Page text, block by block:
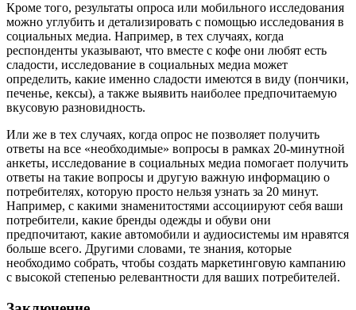
Кроме того, результаты опроса или мобильного исследования
можно углубить и детализировать с помощью исследования в
социальных медиа. Например, в тех случаях, когда
респонденты указывают, что вместе с кофе они любят есть
сладости, исследование в социальных медиа может
определить, какие именно сладости имеются в виду (пончики,
печенье, кексы), а также выявить наиболее предпочитаемую
вкусовую разновидность.
Или же в тех случаях, когда опрос не позволяет получить
ответы на все «необходимые» вопросы в рамках 20-минутной
анкеты, исследование в социальных медиа помогает получить
ответы на такие вопросы и другую важную информацию о
потребителях, которую просто нельзя узнать за 20 минут.
Например, с какими знаменитостями ассоциируют себя ваши
потребители, какие бренды одежды и обуви они
предпочитают, какие автомобили и аудиосистемы им нравятся
больше всего. Другими словами, те знания, которые
необходимо собрать, чтобы создать маркетинговую кампанию
с высокой степенью релевантности для ваших потребителей.